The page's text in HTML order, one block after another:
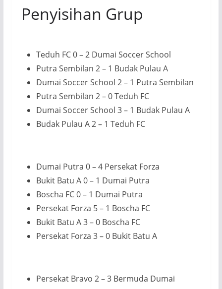
Penyisihan Grup
Teduh FC 0 – 2 Dumai Soccer School
Putra Sembilan 2 – 1 Budak Pulau A
Dumai Soccer School 2 – 1 Putra Sembilan
Putra Sembilan 2 – 0 Teduh FC
Dumai Soccer School 3 – 1 Budak Pulau A
Budak Pulau A 2 – 1 Teduh FC
Dumai Putra 0 – 4 Persekat Forza
Bukit Batu A 0 – 1 Dumai Putra
Boscha FC 0 – 1 Dumai Putra
Persekat Forza 5 – 1 Boscha FC
Bukit Batu A 3 – 0 Boscha FC
Persekat Forza 3 – 0 Bukit Batu A
Persekat Bravo 2 – 3 Bermuda Dumai